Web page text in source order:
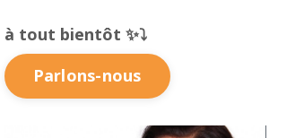
à tout bientôt ✨⤵️
Parlons-nous